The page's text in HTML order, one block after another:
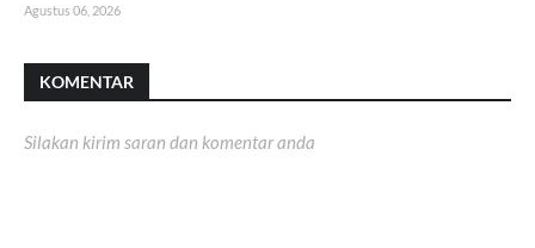
Agustus 06, 2026
KOMENTAR
Silakan kirim saran dan komentar anda